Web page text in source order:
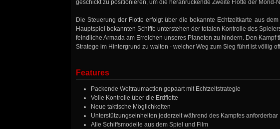
geschickt zu positionieren, um die heranrückende Zweite Flotte der
Die Steuerung der Flotte erfolgt über die bekannte Echtzeitkarte aus
Hauptspiel bekannten Schiffe unterstehen der totalen Kontrolle des
feindliche Armada am Erreichen unseres Planeten zu hindern. Den
Stratege im Hintergrund zu walten - welcher Weg zum Sieg führt ist völlig
Features
Packende Weltraumaction gepaart mit Echtzeitstrategie
Volle Kontrolle über die Erdflotte
Neue taktische Möglichkeiten
Unterstützungseinheiten jederzeit während des Kampfes anforderbar
Alle Schiffsmodelle aus dem Spiel und Film